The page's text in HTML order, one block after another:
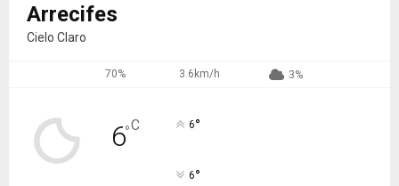
Arrecifes
Cielo Claro
70% 3.6km/h 3%
6°C 6°
6°